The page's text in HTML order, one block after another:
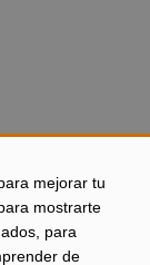
mejorar tu
mostrarte
para
de